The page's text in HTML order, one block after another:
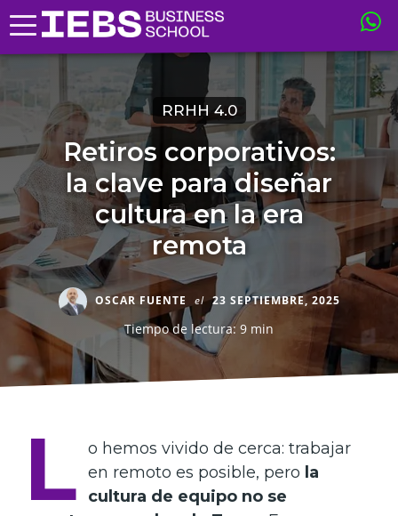
RRHH 4.0
Retiros corporativos:
la clave para diseñar
cultura en la era
remota
OSCAR FUENTE el 23 SEPTIEMBRE, 2025
Tiempo de lectura: 9 min
L o hemos vivido de cerca: trabajar
en remoto es posible, pero la
cultura de equipo no se